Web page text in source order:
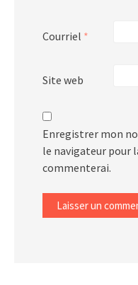
Courriel *
Site web
Enregistrer mon
le navigateur pour
commenterai.